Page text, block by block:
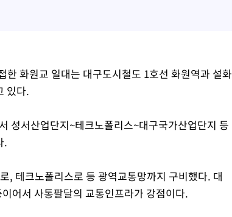
화원교 일대는 대구도시철도 1호선 화원역과 설화
있다.
성서산업단지~테크노폴리스~대구국가산업단지 등
.
, 테크노폴리스로 등 광역교통망까지 구비했다. 대
어서 사통팔달의 교통인프라가 강점이다.